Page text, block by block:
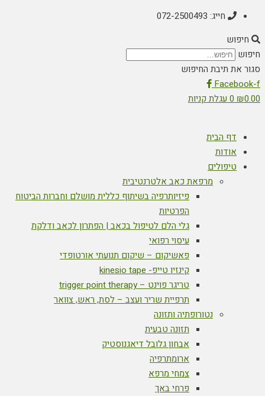
חייג: 072-2500493
חיפוש
חיפוש
סגור את תיבת החיפוש
Facebook-f
₪0.00
0 עגלת קניות
דף הבית
אודות
טיפולים
מרפאת כאב אלטרנטיבית
פיזיותרפיה בשיתוף כללית מושלם וחברות הביטוח
הפרטיות
גלי הלם לטיפול בכאב | הפתרון לכאב ודלקת
עיסוי רפואי
פאשיקום – שיקום תנועתי אורטופדי
קינזיו טייפ- kinesio tape
טריגר פוינט – trigger point therapy
תרפיית שריר ועצב – לסת, ראש, צוואר
נטורופתיה ותזונה
תזונה טבעית
אבחון גלובל דיאגנוסטיק
ארומתרפיה
צמחי מרפא
פרחי באך